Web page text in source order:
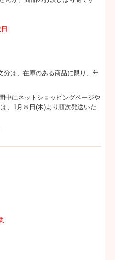
分は、在庫のある商品に限り、年
中にネットショッピングページや
、1月８日(木)より順次発送いた